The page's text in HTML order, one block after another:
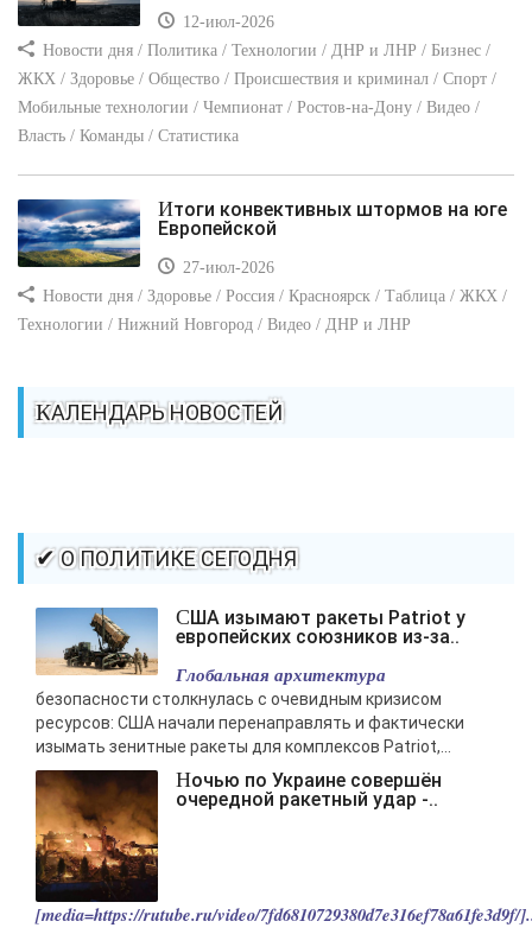
12-июл-2026
Новости дня / Политика / Технологии / ДНР и ЛНР / Бизнес /
ЖКХ / Здоровье / Общество / Происшествия и криминал / Спорт /
Мобильные технологии / Чемпионат / Ростов-на-Дону / Видео /
Власть / Команды / Статистика
Итоги конвективных штормов на юге
Европейской
27-июл-2026
Новости дня / Здоровье / Россия / Красноярск / Таблица / ЖКХ /
Технологии / Нижний Новгород / Видео / ДНР и ЛНР
КАЛЕНДАРЬ НОВОСТЕЙ
✔ О ПОЛИТИКЕ СЕГОДНЯ
США изымают ракеты Patriot у
европейских союзников из-за..
Глобальная архитектура
безопасности столкнулась с очевидным кризисом
ресурсов: США начали перенаправлять и фактически
изымать зенитные ракеты для комплексов Patriot,...
Ночью по Украине совершён
очередной ракетный удар -..
[media=https://rutube.ru/video/7fd6810729380d7e316ef78a61fe3d9f/